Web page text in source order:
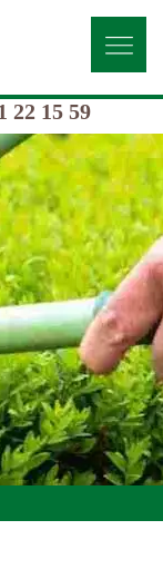
22 15 59